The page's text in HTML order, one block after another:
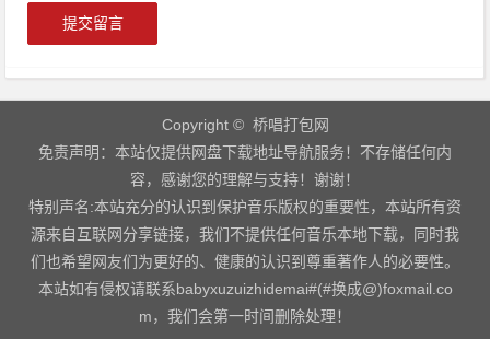
Copyright © 桥唱打包网
免责声明：本站仅提供网盘下载地址导航服务！不存储任何内
容，感谢您的理解与支持！谢谢！
特别声名:本站充分的认识到保护音乐版权的重要性，本站所有资
源来自互联网分享链接，我们不提供任何音乐本地下载，同时我
们也希望网友们为更好的、健康的认识到尊重著作人的必要性。
本站如有侵权请联系babyxuzuizhidemai#(#换成@)foxmail.co
m，我们会第一时间删除处理！